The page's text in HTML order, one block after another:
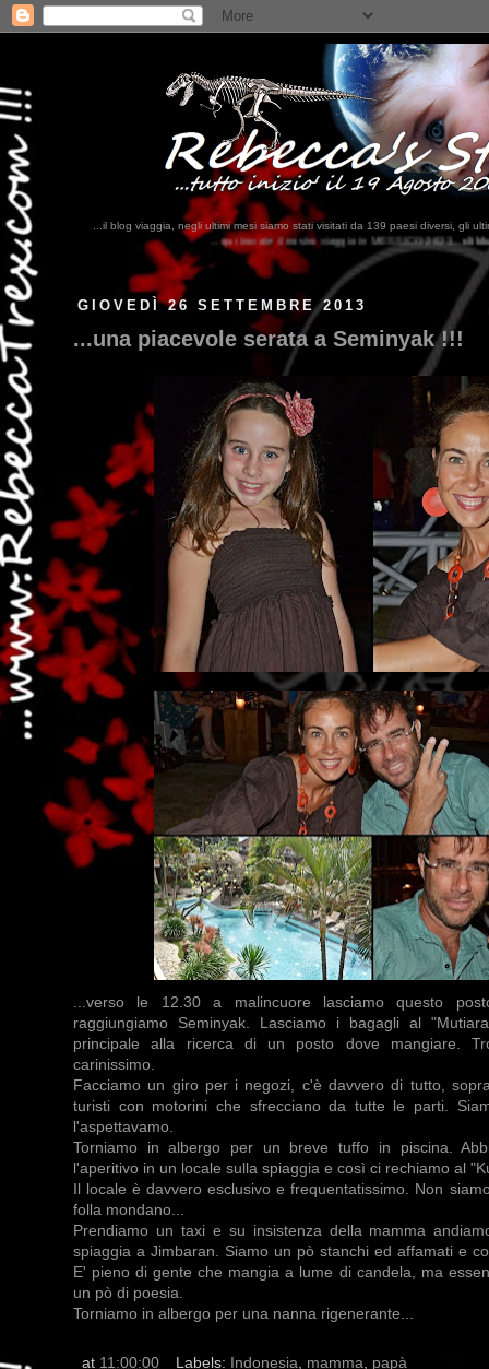
...il blog viaggia, negli ultimi mesi siamo stati visitati da 139 paesi diversi, gli
...qui trovate il nostro viaggio in MESSICO 2023...clikka qui !!!
GIOVEDÌ 26 SETTEMBRE 2013
...una piacevole serata a Seminyak !!!
...verso le 12.30 a malincuore lasciamo questo
raggiungiamo Seminyak. Lasciamo i bagagli al
principale alla ricerca di un posto dove mangiare.
carinissimo.
Facciamo un giro per i negozi, c'è davvero di tutto,
turisti con motorini che sfrecciano da tutte le parti.
l'aspettavamo.
Torniamo in albergo per un breve tuffo in piscina.
l'aperitivo in un locale sulla spiaggia e così ci rechiamo al
Il locale è davvero esclusivo e frequentatissimo. Non
folla mondano...
Prendiamo un taxi e su insistenza della mamma
spiaggia a Jimbaran. Siamo un pò stanchi ed affamati e
E' pieno di gente che mangia a lume di candela, ma
un pò di poesia.
Torniamo in albergo per una nanna rigenerante...
at 11:00:00 Labels: Indonesia, mamma, papà